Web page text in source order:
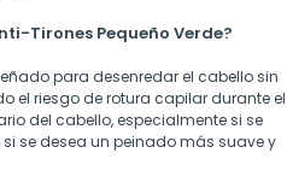
Tirones Pequeño Verde?
para desenredar el cabello sin
el riesgo de rotura capilar durante el
del cabello, especialmente si se
se desea un peinado más suave y